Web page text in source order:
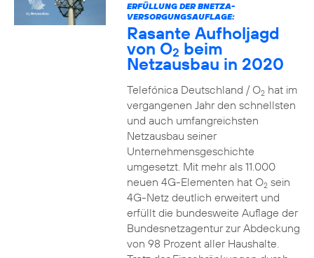
ERFÜLLUNG DER BNETZA-
VERSORGUNGSAUFLAGE:
Rasante Aufholjagd
von O2 beim
Netzausbau in 2020
Telefónica Deutschland / O2hat im
vergangenen Jahr den schnellsten
und auch umfangreichsten
Netzausbau seiner
Unternehmensgeschichte
umgesetzt. Mit mehr als 11.000
neuen 4G-Elementen hat O2sein
4G-Netz deutlich erweitert und
erfüllt die bundesweite Auflage der
Bundesnetzagentur zur Abdeckung
von 98 Prozent aller Haushalte.